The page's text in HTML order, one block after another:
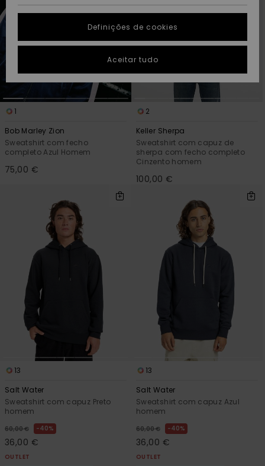
Coleções
Highlights
Guia de
tamanhos
conversa para
obteres a
resposta mais
rápida à tua
pergunta.
Iniciar uma
perguntas
mais
PRESENTE
LISTA DE
DESEJO
1
Bob Marley Zion
Sweatshirt com fecho
completo Azul Homem
75,00 €
2
Keller Sherpa
Sweatshirt com capuz de
sherpa com fecho completo
Cinzento homem
100,00 €
13
Salt Water
Sweatshirt com capuz Preto
homem
60,00 € 40%
36,00 €
OUTLET
13
Salt Water
Sweatshirt com capuz Azul
homem
60,00 € 40%
36,00 €
OUTLET
Definições de cookies
Aceitar tudo